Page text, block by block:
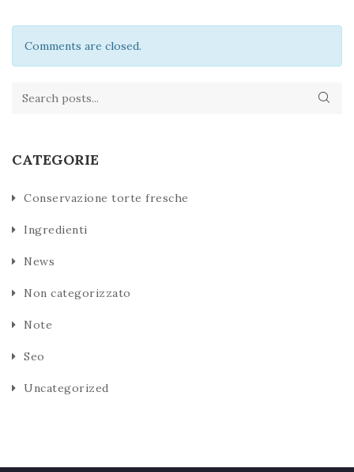
Comments are closed.
CATEGORIE
Conservazione torte fresche
Ingredienti
News
Non categorizzato
Note
Seo
Uncategorized